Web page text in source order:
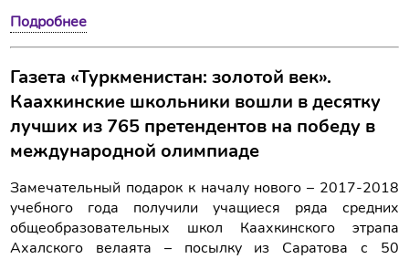
Подробнее
Газета «Туркменистан: золотой век».
Каахкинские школьники вошли в десятку
лучших из 765 претендентов на победу в
международной олимпиаде
Замечательный подарок к началу нового – 2017-2018
учебного года получили учащиеся ряда средних
общеобразовательных школ Каахкинского этрапа
Ахалского велаята – посылку из Саратова с 50